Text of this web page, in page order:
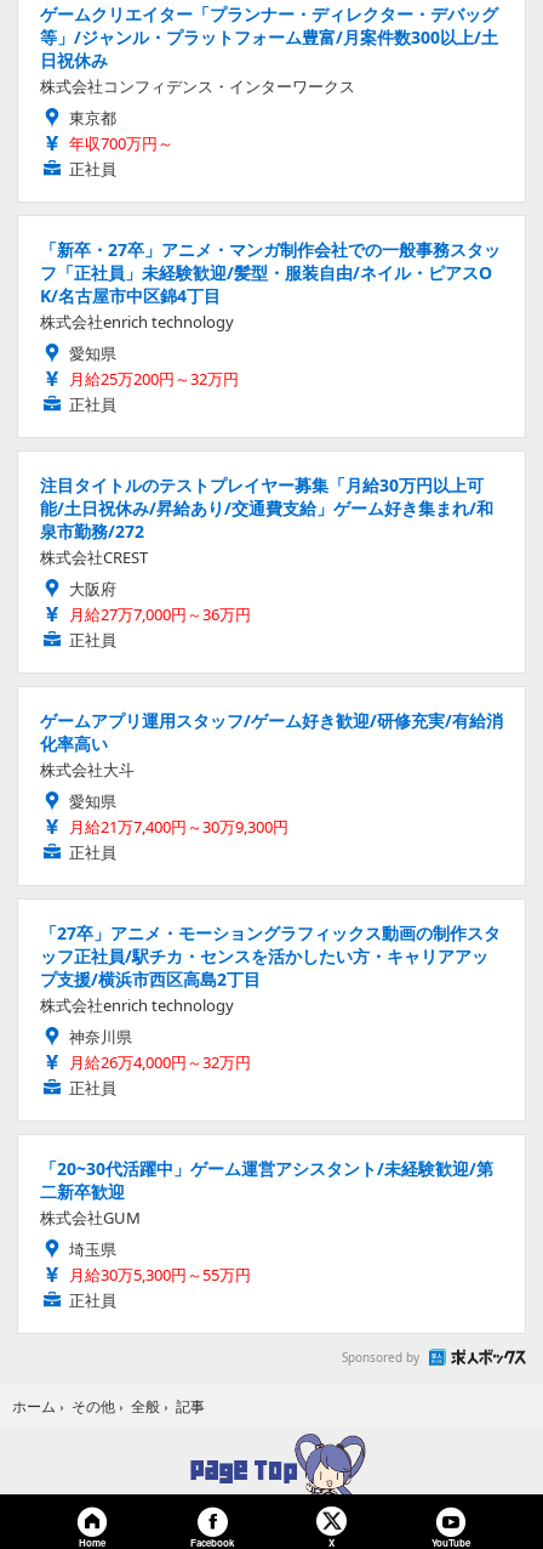
ゲームクリエイター「プランナー・ディレクター・デバッグ
等」/ジャンル・プラットフォーム豊富/月案件数300以上/土
日祝休み
株式会社コンフィデンス・インターワークス
東京都
年収700万円～
正社員
「新卒・27卒」アニメ・マンガ制作会社での一般事務スタッ
フ「正社員」未経験歓迎/髪型・服装自由/ネイル・ピアスO
K/名古屋市中区錦4丁目
株式会社enrich technology
愛知県
月給25万200円～32万円
正社員
注目タイトルのテストプレイヤー募集「月給30万円以上可
能/土日祝休み/昇給あり/交通費支給」ゲーム好き集まれ/和
泉市勤務/272
株式会社CREST
大阪府
月給27万7,000円～36万円
正社員
ゲームアプリ運用スタッフ/ゲーム好き歓迎/研修充実/有給消
化率高い
株式会社大斗
愛知県
月給21万7,400円～30万9,300円
正社員
「27卒」アニメ・モーショングラフィックス動画の制作スタ
ッフ正社員/駅チカ・センスを活かしたい方・キャリアアッ
プ支援/横浜市西区高島2丁目
株式会社enrich technology
神奈川県
月給26万4,000円～32万円
正社員
「20~30代活躍中」ゲーム運営アシスタント/未経験歓迎/第
二新卒歓迎
株式会社GUM
埼玉県
月給30万5,300円～55万円
正社員
Sponsored by
ホーム › その他 › 全般 › 記事
Home Facebook X YouTube